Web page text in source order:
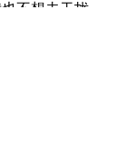
不想去干扰